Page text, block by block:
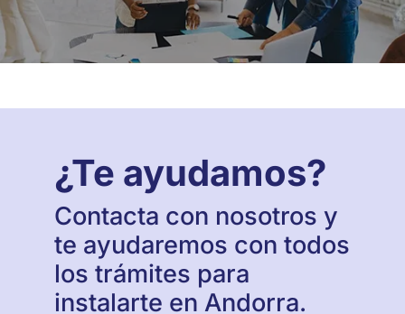
¿Te ayudamos?
Contacta con nosotros y
te ayudaremos con todos
los trámites para
instalarte en Andorra.